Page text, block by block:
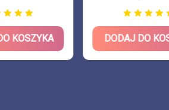
KOSZYKA DODAJ DO